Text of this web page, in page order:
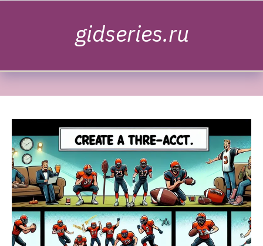
gidseries.ru